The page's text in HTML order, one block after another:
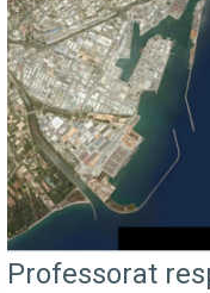
Professorat